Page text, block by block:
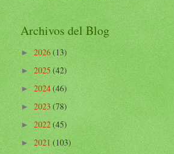
Archivos del Blog
►2026(13)
►2025(42)
►2024(46)
►2023(78)
►2022(45)
►2021(103)